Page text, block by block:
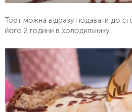
Торт можна відразу подавати до
його 2 години в холодильнику.